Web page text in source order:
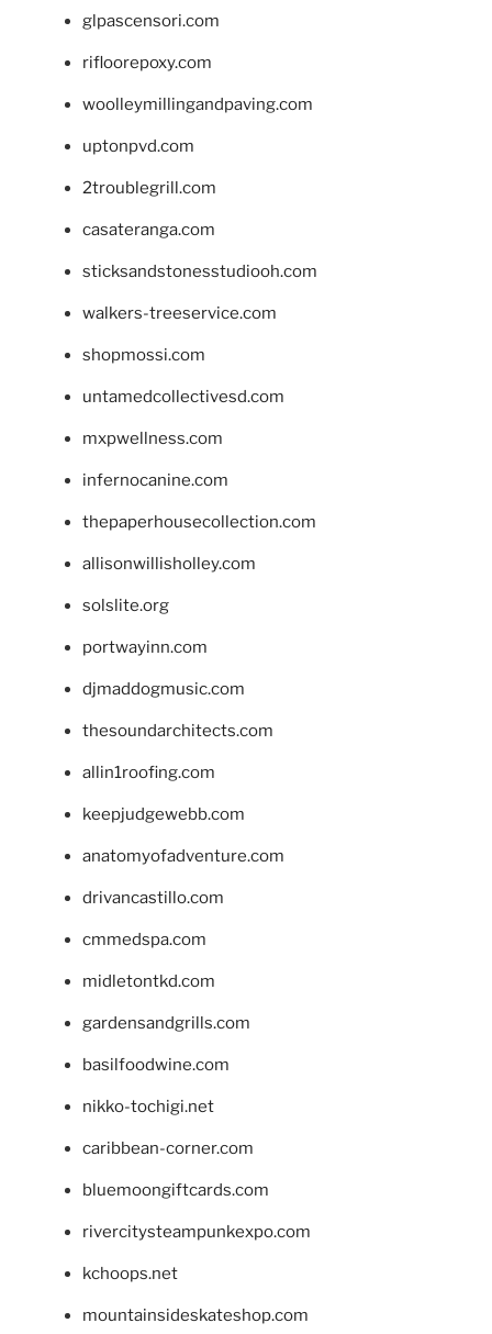
glpascensori.com
rifloorepoxy.com
woolleymillingandpaving.com
uptonpvd.com
2troublegrill.com
casateranga.com
sticksandstonesstudiooh.com
walkers-treeservice.com
shopmossi.com
untamedcollectivesd.com
mxpwellness.com
infernocanine.com
thepaperhousecollection.com
allisonwillisholley.com
solslite.org
portwayinn.com
djmaddogmusic.com
thesoundarchitects.com
allin1roofing.com
keepjudgewebb.com
anatomyofadventure.com
drivancastillo.com
cmmedspa.com
midletontkd.com
gardensandgrills.com
basilfoodwine.com
nikko-tochigi.net
caribbean-corner.com
bluemoongiftcards.com
rivercitysteampunkexpo.com
kchoops.net
mountainsideskateshop.com